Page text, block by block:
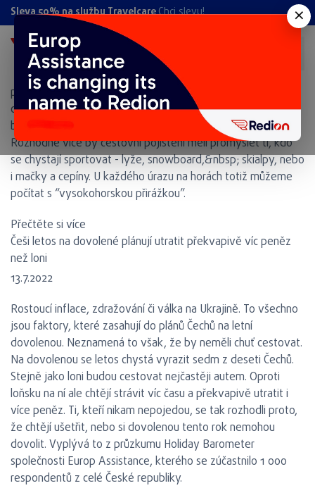
Sleva 50% na službu TravelcareChci slevu!
Novinky
Cestovní pojištění na hory v zimě. Co musí umět?
27.10.2022
Dovolená na horách obvykle znamená sport. I v případě, že
plánujete obsadit lehátko na terase a po celou dobu pobytu
chytat bronz, pít Bombardino a kochat se krajinou, měli
byste věnovat alespoň chvilku cestovnímu pojištění.
Rozhodně více by cestovní pojištění měli promyslet ti, kdo
se chystají sportovat - lyže, snowboard,&nbsp; skialpy, nebo
i mačky a cepíny. U každého úrazu na horách totiž můžeme
počítat s “vysokohorskou přirážkou”.
Přečtěte si více
Češi letos na dovolené plánují utratit překvapivě víc peněz
než loni
13.7.2022
Rostoucí inflace, zdražování či válka na Ukrajině. To všechno
jsou faktory, které zasahují do plánů Čechů na letní
dovolenou. Neznamená to však, že by neměli chuť cestovat.
Na dovolenou se letos chystá vyrazit sedm z deseti Čechů.
Stejně jako loni budou cestovat nejčastěji autem. Oproti
loňsku na ní ale chtějí strávit víc času a překvapivě utratit i
více peněz. Ti, kteří nikam nepojedou, se tak rozhodli proto,
že chtějí ušetřit, nebo si dovolenou tento rok nemohou
dovolit. Vyplývá to z průzkumu Holiday Barometer
společnosti Europ Assistance, kterého se zúčastnilo 1 000
respondentů z celé České republiky.
×